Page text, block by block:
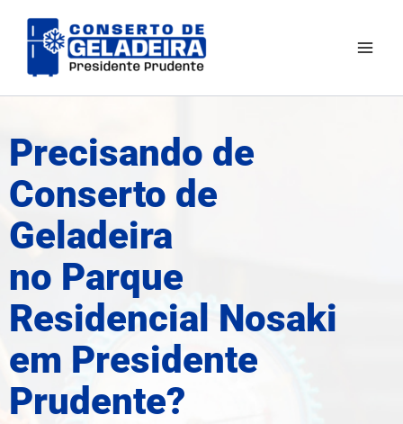
para
Precisando de
Conserto de
Geladeira
no Parque
Residencial Nosaki
em Presidente
Prudente?